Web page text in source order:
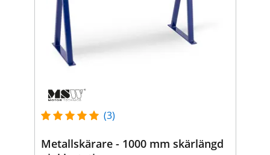
(3)
Metallskärare - 1000 mm skärlängd